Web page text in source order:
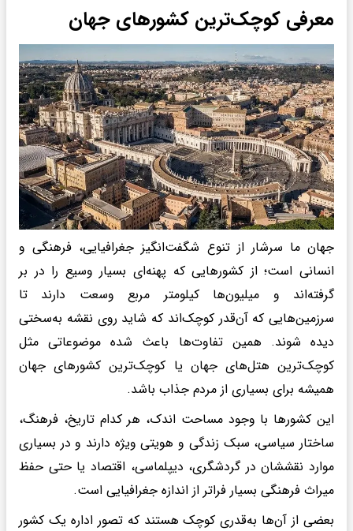
معرفی کوچک‌ترین کشورهای جهان
جهان ما سرشار از تنوع شگفت‌انگیز جغرافیایی، فرهنگی و
انسانی است؛ از کشورهایی که پهنه‌ای بسیار وسیع را در بر
گرفته‌اند و میلیون‌ها کیلومتر مربع وسعت دارند تا
سرزمین‌هایی که آن‌قدر کوچک‌اند که شاید روی نقشه به‌سختی
دیده شوند. همین تفاوت‌ها باعث شده موضوعاتی مثل
کوچک‌ترین هتل‌های جهان یا کوچک‌ترین کشورهای جهان
همیشه برای بسیاری از مردم جذاب باشد.
این کشورها با وجود مساحت اندک، هر کدام تاریخ، فرهنگ،
ساختار سیاسی، سبک زندگی و هویتی ویژه دارند و در بسیاری
موارد نقششان در گردشگری، دیپلماسی، اقتصاد یا حتی حفظ
میراث فرهنگی بسیار فراتر از اندازه جغرافیایی‌ است.
بعضی از آن‌ها به‌قدری کوچک‌ هستند که تصور اداره یک کشور